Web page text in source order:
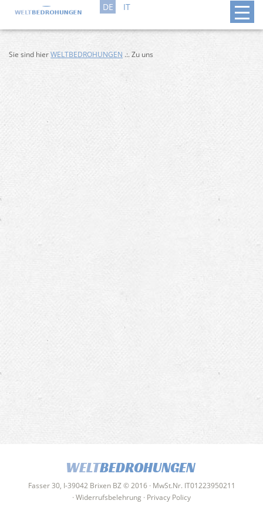
DE IT
Sie sind hierWELTBEDROHUNGEN .:. Zu uns
WELTBEDROHUNGEN
Fasser 30, I-39042 Brixen BZ © 2016 · MwSt.Nr. IT01223950211
· Widerrufsbelehrung · Privacy Policy